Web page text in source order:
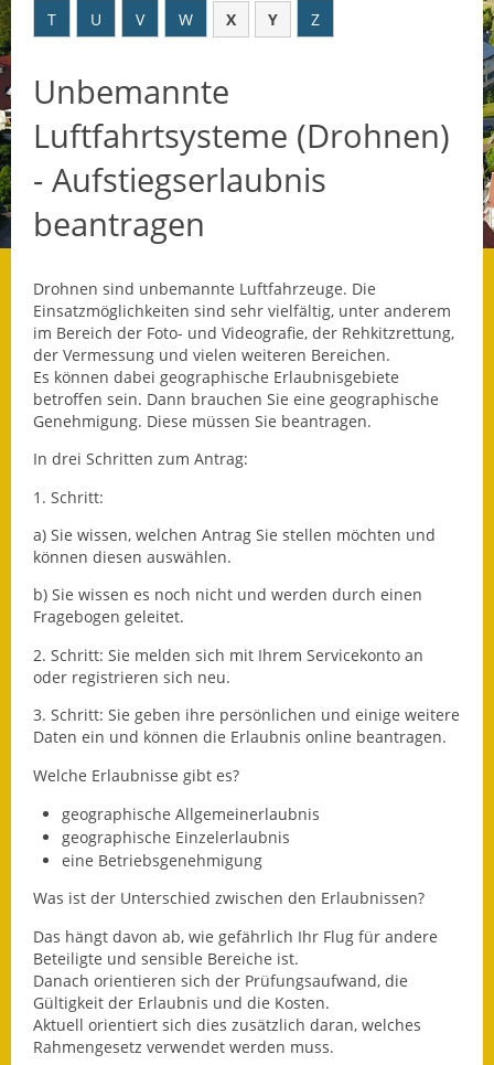
Datenschutz
Gebärdensprache
Was die Alten noch
wussten!
Wagner-Werkstatt
Informationsbroschüre
Infos in Leichter Sprache
Mitteilungsblatt
Ortsplan
Schadensmeldung
Straßenbau
Kreisstraße
Umleitungsplan
Ausweichfahrplan
Buslinie 168
T
U V W X Y Z
Unbemannte
Luftfahrtsysteme (Drohnen)
- Aufstiegserlaubnis
beantragen
Drohnen sind unbemannte Luftfahrzeuge. Die
Einsatzmöglichkeiten sind sehr vielfältig, unter anderem
im Bereich der Foto- und Videografie, der Rehkitzrettung,
der Vermessung und vielen weiteren Bereichen.
Es können dabei geographische Erlaubnisgebiete
betroffen sein. Dann brauchen Sie eine geographische
Genehmigung. Diese müssen Sie beantragen.
In drei Schritten zum Antrag:
1. Schritt:
a) Sie wissen, welchen Antrag Sie stellen möchten und
können diesen auswählen.
b) Sie wissen es noch nicht und werden durch einen
Fragebogen geleitet.
2. Schritt: Sie melden sich mit Ihrem Servicekonto an
oder registrieren sich neu.
3. Schritt: Sie geben ihre persönlichen und einige weitere
Daten ein und können die Erlaubnis online beantragen.
Welche Erlaubnisse gibt es?
geographische Allgemeinerlaubnis
geographische Einzelerlaubnis
eine Betriebsgenehmigung
Was ist der Unterschied zwischen den Erlaubnissen?
Das hängt davon ab, wie gefährlich Ihr Flug für andere
Beteiligte und sensible Bereiche ist.
Danach orientieren sich der Prüfungsaufwand, die
Gültigkeit der Erlaubnis und die Kosten.
Aktuell orientiert sich dies zusätzlich daran, welches
Rahmengesetz verwendet werden muss.